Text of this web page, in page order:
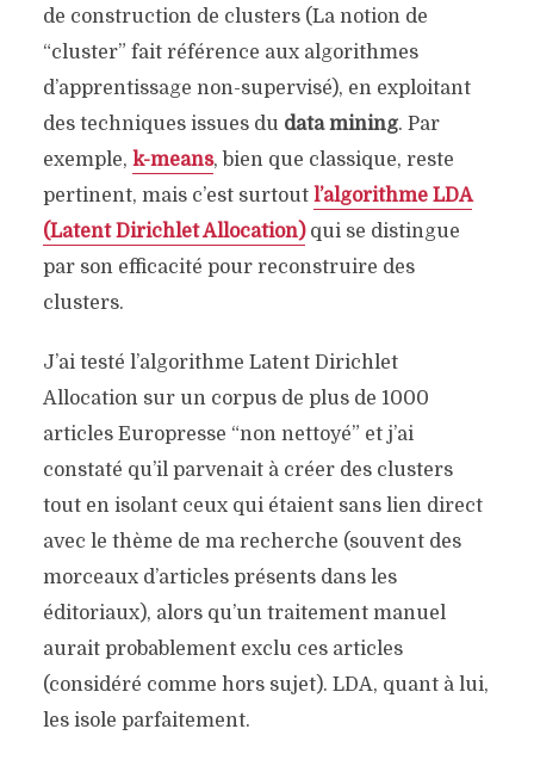
de construction de clusters (La notion de
“cluster” fait référence aux algorithmes
d’apprentissage non-supervisé), en exploitant
des techniques issues du data mining. Par
exemple, k-means, bien que classique, reste
pertinent, mais c’est surtout l’algorithme LDA
(Latent Dirichlet Allocation)qui se distingue
par son efficacité pour reconstruire des
clusters.
J’ai testé l’algorithme Latent Dirichlet
Allocation sur un corpus de plus de 1000
articles Europresse “non nettoyé” et j’ai
constaté qu’il parvenait à créer des clusters
tout en isolant ceux qui étaient sans lien direct
avec le thème de ma recherche (souvent des
morceaux d’articles présents dans les
éditoriaux), alors qu’un traitement manuel
aurait probablement exclu ces articles
(considéré comme hors sujet). LDA, quant à lui,
les isole parfaitement.